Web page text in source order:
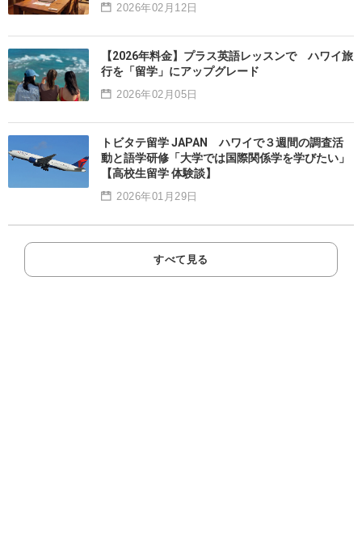
2026年02月12日
【2026年料金】プラス英語レッスンで ハワイ旅
行を「留学」にアップグレード
2026年02月05日
トビタテ留学 JAPAN ハワイで３週間の調査活
動と語学研修「大学では国際関係学を学びたい」
【高校生留学 体験談】
2026年01月29日
すべて見る